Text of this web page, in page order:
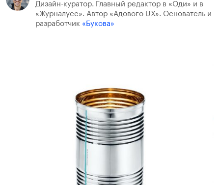
Дизайн-куратор. Главный редактор в «Оди» и в
«Журналусе». Автор «Адового UX». Основатель и
разработчик «Букова»